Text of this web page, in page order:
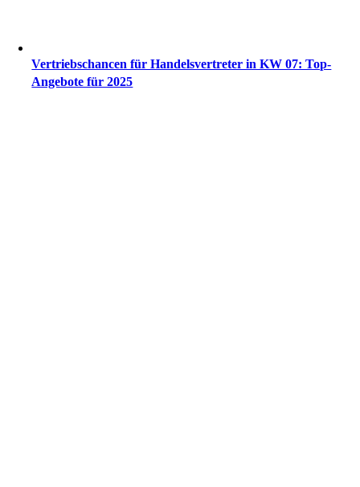
Vertriebschancen für Handelsvertreter in KW 07: Top-
Angebote für 2025